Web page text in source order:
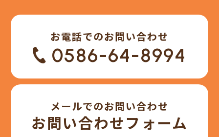
お電話でのお問い合わせ
0586-64-8994
メールでのお問い合わせ
お問い合わせフォーム